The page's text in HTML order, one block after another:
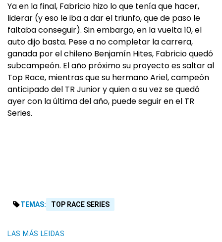
Ya en la final, Fabricio hizo lo que tenía que hacer,
liderar (y eso le iba a dar el triunfo, que de paso le
faltaba conseguir). Sin embargo, en la vuelta 10, el
auto dijo basta. Pese a no completar la carrera,
ganada por el chileno Benjamín Hites, Fabricio quedó
subcampeón. El año próximo su proyecto es saltar al
Top Race, mientras que su hermano Ariel, campeón
anticipado del TR Junior y quien a su vez se quedó
ayer con la última del año, puede seguir en el TR
Series.
TEMAS: TOP RACE SERIES
LAS MÁS LEIDAS